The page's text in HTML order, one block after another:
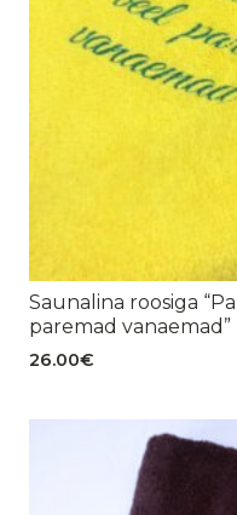
Saunalina roosiga
paremad vanaemad”
26.00€